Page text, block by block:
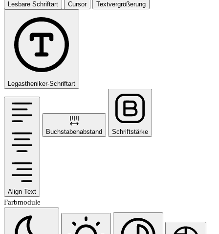
Lesbare Schriftart Cursor Textvergrößerung
Legastheniker-Schriftart
Align Text
Buchstabenabstand Schriftstärke
Farbmodule